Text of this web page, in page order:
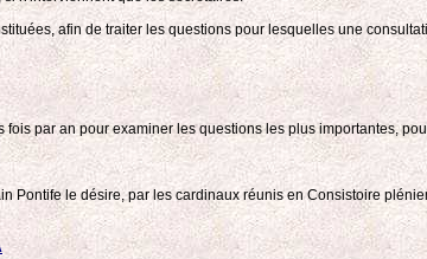
afin de traiter les questions pour lesquelles une
par an pour examiner les questions les plus importantes,
Pontife le désire, par les cardinaux réunis en Consistoire